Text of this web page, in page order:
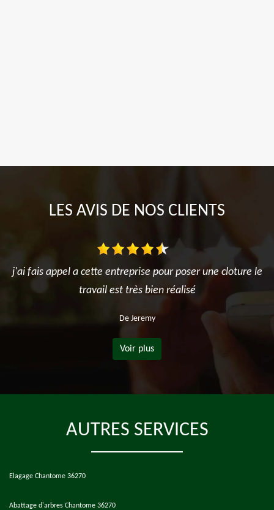
LES AVIS DE NOS CLIENTS
j'ai fais appel a cette entreprise pour poser une cloture le
travail est très bien réalisé
De Jeremy
Voir plus
AUTRES SERVICES
Elagage Chantome 36270
Abattage d'arbres Chantome 36270